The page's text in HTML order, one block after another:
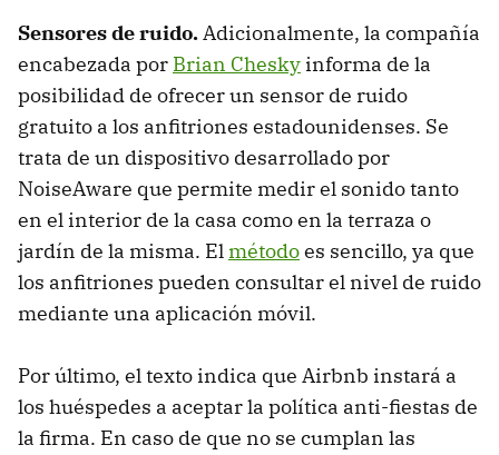
Sensores de ruido.Adicionalmente, la compañía
encabezada por Brian Chesky informa de la
posibilidad de ofrecer un sensor de ruido
gratuito a los anfitriones estadounidenses. Se
trata de un dispositivo desarrollado por
NoiseAware que permite medir el sonido tanto
en el interior de la casa como en la terraza o
jardín de la misma. Elmétodoes sencillo, ya que
los anfitriones pueden consultar el nivel de ruido
mediante una aplicación móvil.
Por último, el texto indica que Airbnb instará a
los huéspedes a aceptar la política anti-fiestas de
la firma. En caso de que no se cumplan las